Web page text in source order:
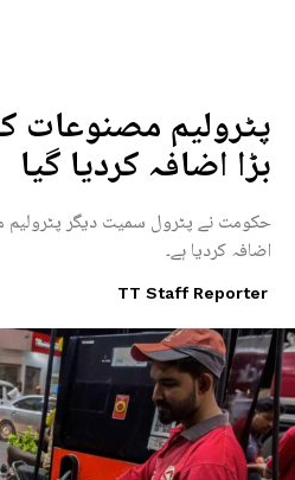
پٹرولیم مصنوعات
بڑا اضافہ کردیا گیا
حکومت نے پٹرول سمیت دیگر
اضافہ کردیا ہے۔
TT Staff Reporter